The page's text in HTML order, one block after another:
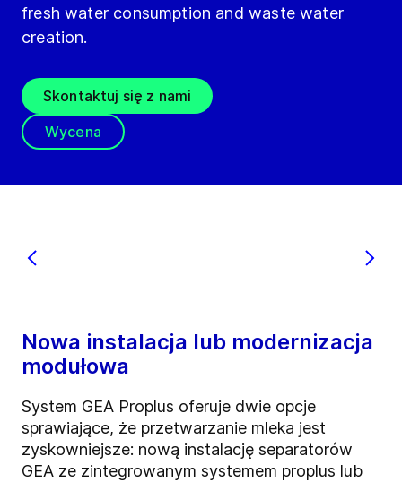
fresh water consumption and waste water
creation.
Skontaktuj się z nami
Wycena
Nowa instalacja lub modernizacja
modułowa
System GEA Proplus oferuje dwie opcje
sprawiające, że przetwarzanie mleka jest
zyskowniejsze: nową instalację separatorów
GEA ze zintegrowanym systemem proplus lub